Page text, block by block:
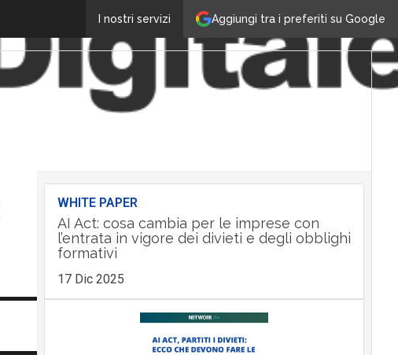
Aggiungi tra i preferiti su Google
I nostri servizi
WHITE PAPER
AI Act: cosa cambia per le imprese con
l’entrata in vigore dei divieti e degli obblighi
formativi
17 Dic 2025